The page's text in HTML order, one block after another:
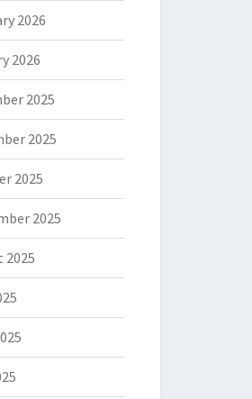
2026
2026
2025
2025
2025
2025
2025